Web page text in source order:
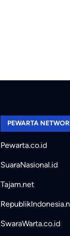
PEWARTA
Pewarta.co.id
SuaraNasional.id
Tajam.net
SwaraWarta.co.id